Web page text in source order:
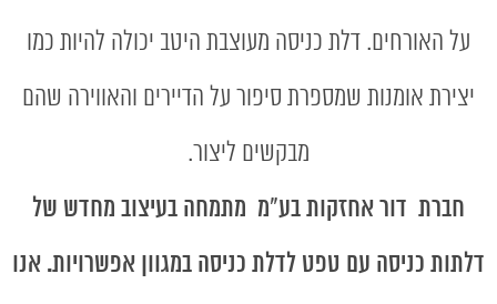
על האורחים. דלת כניסה מעוצבת היטב יכולה להיות כמו
יצירת אומנות שמספרת סיפור על הדיירים והאווירה שהם
מבקשים ליצור.
חברת דור אחזקות בע"מ מתמחה בעיצוב מחדש של
דלתות כניסה עם טפט לדלת כניסה במגוון אפשרויות. אנו